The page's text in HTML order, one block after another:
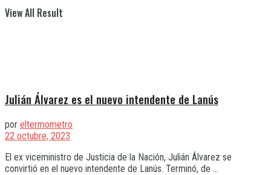
View All Result
Julián Álvarez es el nuevo intendente de Lanús
por eltermometro
22 octubre, 2023
El ex viceministro de Justicia de la Nación, Julián Álvarez se
convirtió en el nuevo intendente de Lanús. Terminó, de ...